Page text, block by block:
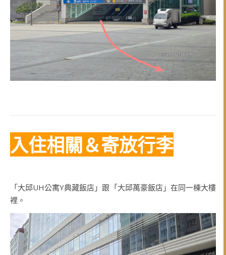
入住相關＆寄放行李
「大邱UH公寓Y典藏飯店」跟「大邱萬豪飯店」在同一棟大樓
裡。